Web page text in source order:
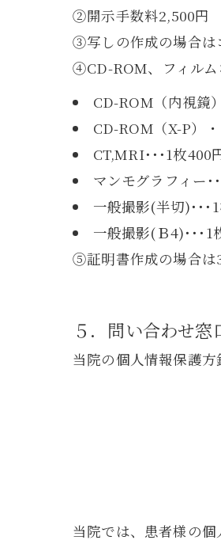
②開示手数料2,500円
③写しの作成の場合は
④CD-ROM、フィルム
CD-ROM（内視鏡
CD-ROM（X-P）
CT,MRI･･･1枚400
マンモグラフィー･
一般撮影(半切)･･･
一般撮影(Ｂ4)･･･1
⑤証明書作成の場合は
５．問い合わせ窓
当院の個人情報保護
当院では、患者様の